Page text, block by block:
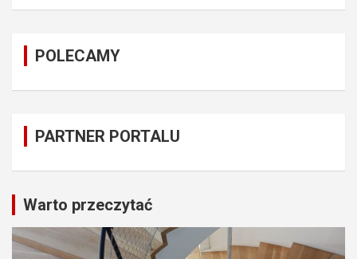
POLECAMY
PARTNER PORTALU
Warto przeczytać